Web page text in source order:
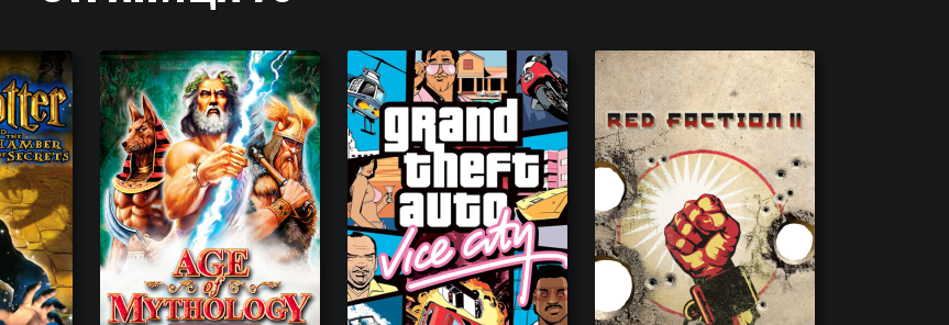
свежих singleplayer игр для Компьютера. Однопользовательские игры с прохождением сюжетной